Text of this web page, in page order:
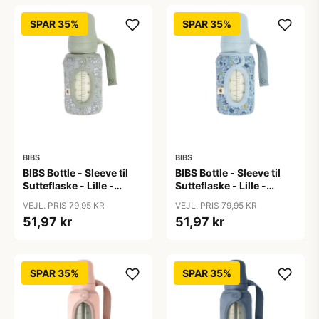
SPAR 35%
BIBS
BIBS Bottle - Sleeve til
Sutteflaske - Lille -
VEJL. PRIS 79,95 KR
51,97 kr
SPAR 35%
BIBS
BIBS Bottle - Sleeve til
Sutteflaske - Lille -
Lawn/Baby Blue
VEJL. PRIS 79,95 KR
51,97 kr
SPAR 35% SPAR 35%